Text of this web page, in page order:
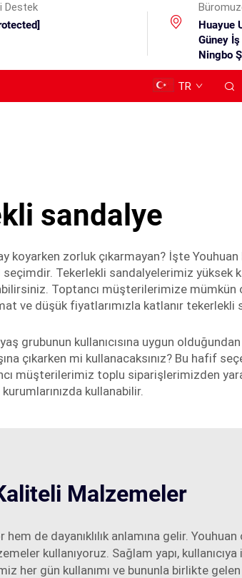
Destek
Huayue
Güney
Ningbo
TR
sandalye
koyarken zorluk çıkarmayan? İşte Youhuan
seçimdir. Tekerlekli sandalyelerimiz yüksek
Toptancı müşterilerimize mümkün
ve düşük fiyatlarımızla katlanır tekerlekli
grubunun kullanıcısına uygun
çıkarken mi kullanacaksınız? Bu hafif
müşterilerimiz toplu siparişlerimizden
kullanabilir.
Malzemeler
de dayanıklılık anlamına gelir.
kullanıyoruz. Sağlam yapı,
her gün kullanımı ve bununla birlikte